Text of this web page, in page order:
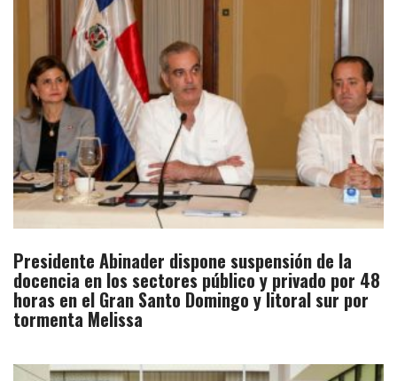
Presidente Abinader dispone suspensión de la
docencia en los sectores público y privado por 48
horas en el Gran Santo Domingo y litoral sur por
tormenta Melissa